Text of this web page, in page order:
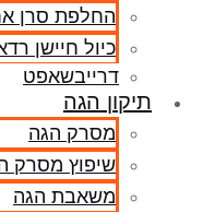
החלפת סרן
כיול חיישן
דרייבשאפט
תיקון הגה
מסרק הגה
שיפוץ מסרק
משאבת הגה